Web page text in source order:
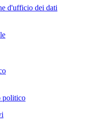
d'ufficio dei dati
politico